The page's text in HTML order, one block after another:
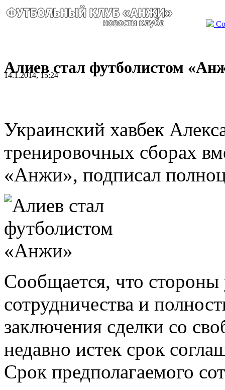
Алиев стал футболистом
14.1.2014, 15:24
Украинский хавбек
тренировочных сборах
«Анжи», подписал
Сообщается, что
сотрудничества и
заключения сделки со
недавно истек срок
Срок предполагаемого